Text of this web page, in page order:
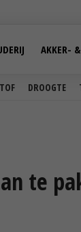
DROOGTE
AKKER-
te